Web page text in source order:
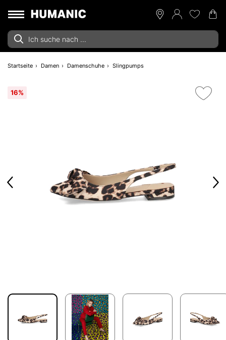
Startseite Damen Damenschuhe Slingpumps
16%